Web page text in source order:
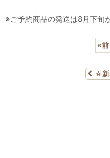
※ご予約商品の発送は8月下旬
«前
☆新